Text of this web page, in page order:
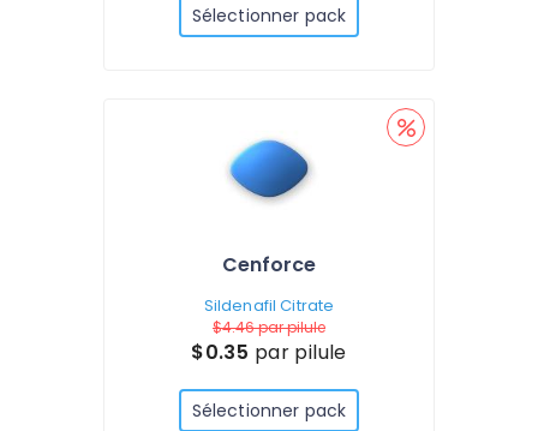
Sélectionner pack
Cenforce
Sildenafil Citrate
$4.46par pilule
$0.35 par pilule
Sélectionner pack